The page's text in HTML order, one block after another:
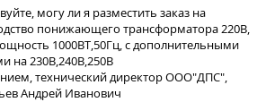
могу ли я разместить заказ на
понижающего трансформатора 220В,
1000ВТ,50Гц, с дополнительными
на 230В,240В,250В
технический директор ООО"ДПС",
Андрей Иванович